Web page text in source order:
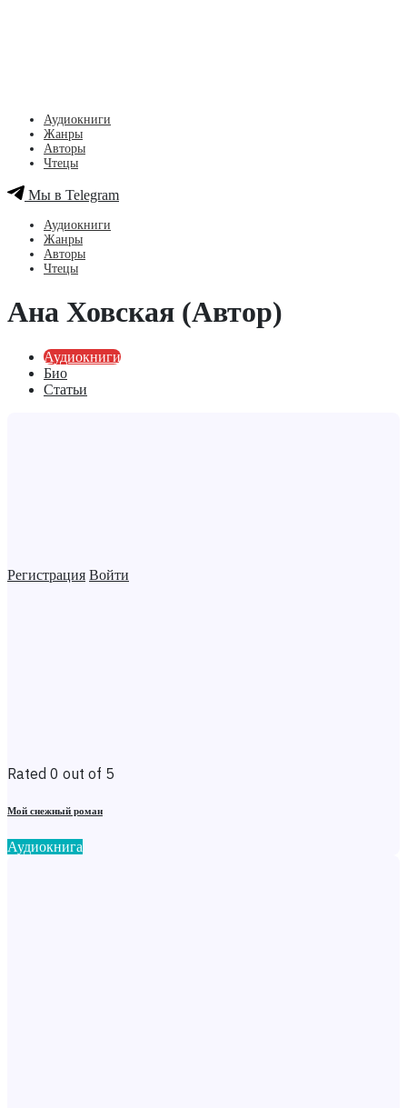
Регистрация Войти
Аудиокниги
Жанры
Авторы
Чтецы
Мы в Telegram
Аудиокниги
Жанры
Авторы
Чтецы
Ана Ховская (Автор)
Аудиокниги
Био
Статьи
Rated 0 out of 5
Мой снежный роман
Аудиокнига